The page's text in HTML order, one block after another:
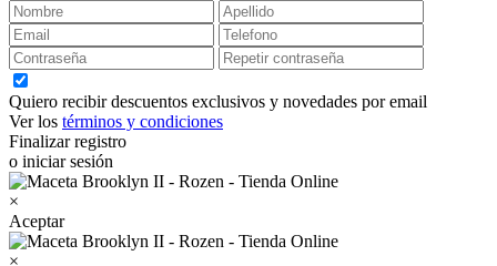
Quiero recibir descuentos exclusivos y novedades por email
Ver los términos y condiciones
Finalizar registro
o iniciar sesión
×
Aceptar
×